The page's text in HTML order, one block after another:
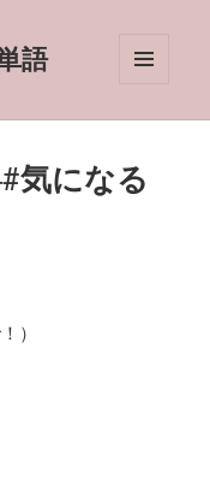
語
ーとウ
気になる
）